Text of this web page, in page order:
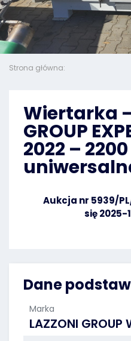
Strona główna:
Dane
Marka
LAZZONI GROUP
Wiertarka
GROUP
2022 –
Aukcja nr 5939/
się 2025-